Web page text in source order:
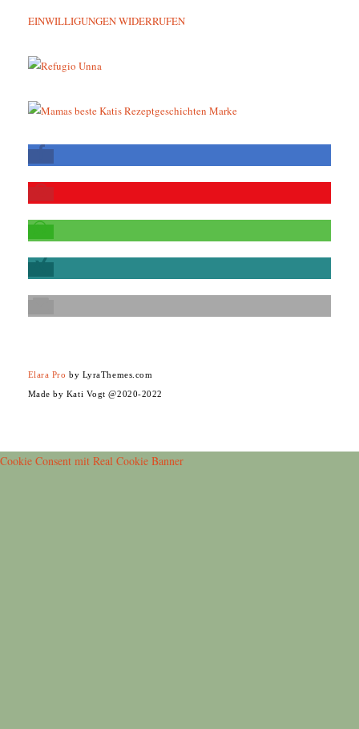
EINWILLIGUNGEN WIDERRUFEN
Elara Pro by LyraThemes.com
Made by Kati Vogt @2020-2022
Cookie Consent mit Real Cookie Banner